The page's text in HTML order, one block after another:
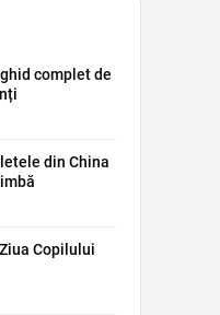
complet de
din China
Copilului